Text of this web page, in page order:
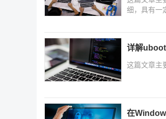
细，具有一
详解uboot
这篇文章主
在